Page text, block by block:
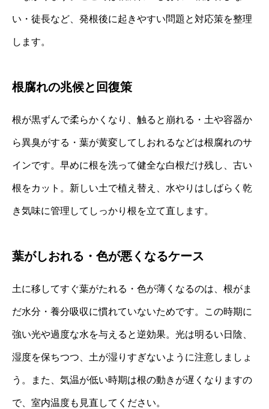
い・徒長など、発根後に起きやすい問題と対応策を整理
します。
根腐れの兆候と回復策
根が黒ずんで柔らかくなり、触ると崩れる・土や容器か
ら異臭がする・葉が黄変してしおれるなどは根腐れのサ
インです。早めに根を洗って健全な白根だけ残し、古い
根をカット。新しい土で植え替え、水やりはしばらく乾
き気味に管理してしっかり根を立て直します。
葉がしおれる・色が悪くなるケース
土に移してすぐ葉がたれる・色が薄くなるのは、根がま
だ水分・養分吸収に慣れていないためです。この時期に
強い光や過度な水を与えると逆効果。光は明るい日陰、
湿度を保ちつつ、土が湿りすぎないように注意しましょ
う。また、気温が低い時期は根の動きが遅くなりますの
で、室内温度も見直してください。